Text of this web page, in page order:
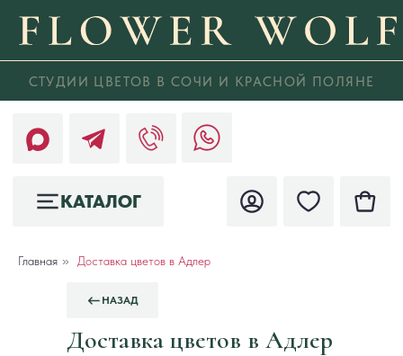
СТУДИИ ЦВЕТОВ В СОЧИ И КРАСНОЙ ПОЛЯНЕ
КАТАЛОГ
Главная » Доставка цветов в Адлер
Доставка цветов в Адлер
НАЗАД